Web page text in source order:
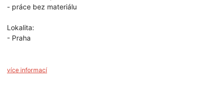
- práce bez materiálu
Lokalita:
- Praha
více informací